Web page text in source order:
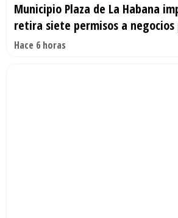
Municipio Plaza de La Habana
retira siete permisos a negocios
Hace 6 horas